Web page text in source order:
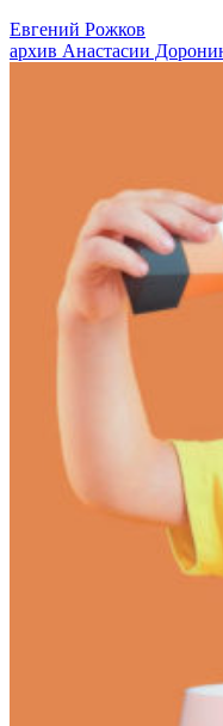
Евгений Рожков
архив Анастасии